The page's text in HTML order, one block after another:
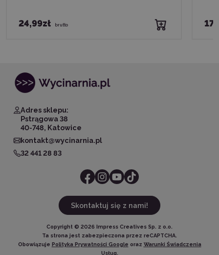
24,99zł brutto
Adres sklepu:
Pstrągowa 38
40-748, Katowice
kontakt@wycinarnia.pl
32 441 28 83
Skontaktuj się z nami!
Copyright © 2026 Impress Creatives Sp. z o.o.
Ta strona jest zabezpieczona przez reCAPTCHA.
Obowiązuje Polityka Prywatności Google oraz Warunki Świadczenia
Usług.